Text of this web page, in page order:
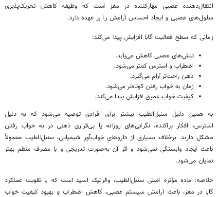
انتقال‌دهنده عصبی مهارکننده در مغز است که وظیفه کاهش تحریک‌پذیری
سلول‌های عصبی و ایجاد احساس آرامش را بر عهده دارد.
زمانی که سطح فعالیت گابا افزایش پیدا می‌کند:
تنش‌های عصبی کاهش می‌یابد.
اضطراب و استرس کمتر می‌شود.
ذهن راحت‌تر آرام می‌گیرد.
زمان به خواب رفتن کوتاه‌تر می‌شود.
کیفیت خواب عمیق افزایش پیدا می‌کند.
به همین دلیل سنبل‌الطیب بیشتر برای افرادی توصیه می‌شود که به دلیل
استرس، افکار پراکنده، نگرانی‌های روزانه یا بی‌قراری ذهنی در به خواب رفتن
مشکل دارند. برخلاف بسیاری از داروهای خواب‌آور شیمیایی، سنبل‌الطیب معمولاً
باعث ایجاد وابستگی نمی‌شود و اثر آن به‌صورت تدریجی و با مصرف منظم بهتر
نمایان می‌شود.
خلاصه: ماده مؤثره اصلی سنبل‌الطیب، والرنیک اسید است که با تقویت عملکرد
گابا در مغز، باعث آرامش سیستم عصبی، کاهش اضطراب و بهبود کیفیت خواب